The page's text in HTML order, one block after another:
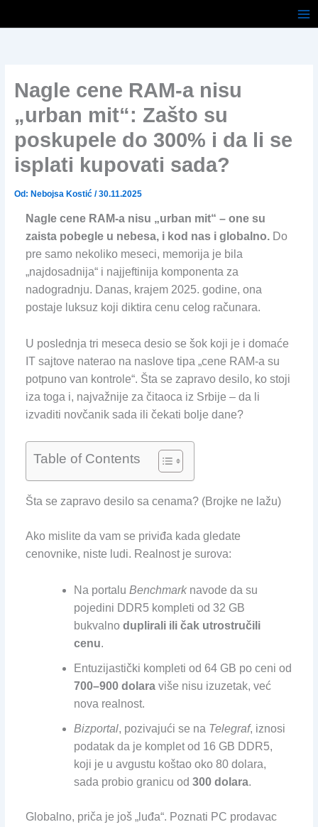
Nagle cene RAM-a nisu
„urban mit“: Zašto su
poskupele do 300% i da li se
isplati kupovati sada?
Od: Nebojsa Kostić /30.11.2025
Nagle cene RAM-a nisu „urban mit“ – one su
zaista pobegle u nebesa, i kod nas i globalno.Do
pre samo nekoliko meseci, memorija je bila
„najdosadnija“ i najjeftinija komponenta za
nadogradnju. Danas, krajem 2025. godine, ona
postaje luksuz koji diktira cenu celog računara.
U poslednja tri meseca desio se šok koji je i domaće
IT sajtove naterao na naslove tipa „cene RAM-a su
potpuno van kontrole“. Šta se zapravo desilo, ko stoji
iza toga i, najvažnije za čitaoca iz Srbije – da li
izvaditi novčanik sada ili čekati bolje dane?
Table of Contents
Šta se zapravo desilo sa cenama? (Brojke ne lažu)
Ako mislite da vam se priviđa kada gledate
cenovnike, niste ludi. Realnost je surova:
Na portalu Benchmarknavode da su
pojedini DDR5 kompleti od 32 GB
bukvalno duplirali ili čak utrostručili
cenu.
Entuzijastički kompleti od 64 GB po ceni od
700–900 dolaraviše nisu izuzetak, već
nova realnost.
Bizportal, pozivajući se na Telegraf, iznosi
podatak da je komplet od 16 GB DDR5,
koji je u avgustu koštao oko 80 dolara,
sada probio granicu od 300 dolara.
Globalno, priča je još „luđa“. Poznati PC prodavac